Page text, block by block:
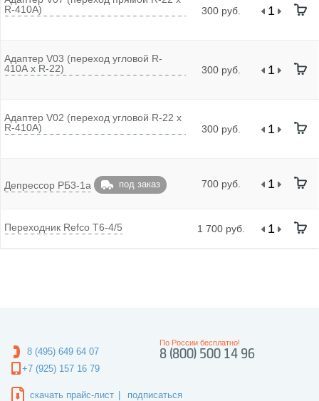
R-410A)
300 руб.
Адаптер V03 (переход угловой R-
410А x R-22)
300 руб.
Адаптер V02 (переход угловой R-22 x
R-410A)
300 руб.
Депрессор РБ3-1а под заказ 700 руб.
Переходник Refco T6-4/5 1 700 руб.
8 (495) 649 64 07
+7 (925) 157 16 79
8 (800) 500 14 96
По России бесплатно!
скачать прайс-лист подписаться